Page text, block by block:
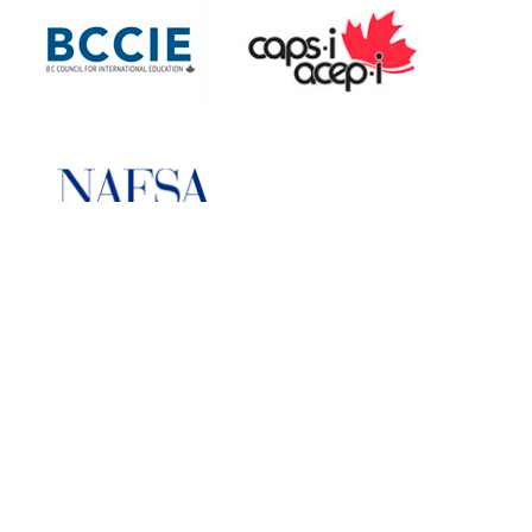
more information